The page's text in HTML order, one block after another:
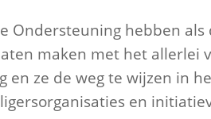
Ondersteuning hebben als
maken met het allerlei
en ze de weg te wijzen in
en